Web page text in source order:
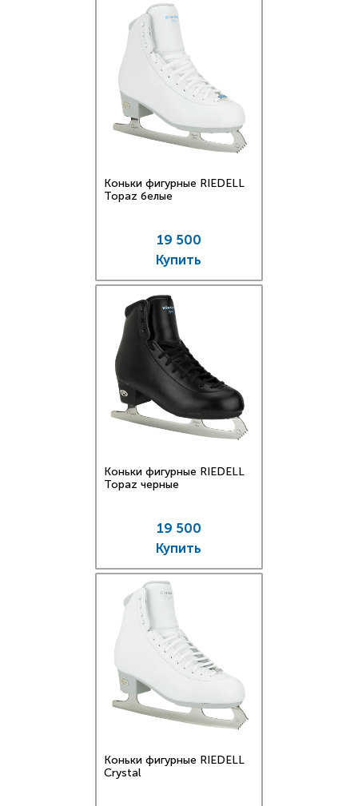
Коньки фигурные RIEDELL
Topaz белые
19 500
Купить
Коньки фигурные RIEDELL
Topaz черные
19 500
Купить
Коньки фигурные RIEDELL
Crystal